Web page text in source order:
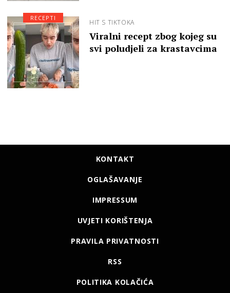
HIT S TIKTOKA
Viralni recept zbog kojeg su
svi poludjeli za krastavcima
RECEPTI
KONTAKT
OGLAŠAVANJE
IMPRESSUM
UVJETI KORIŠTENJA
PRAVILA PRIVATNOSTI
RSS
POLITIKA KOLAČIĆA